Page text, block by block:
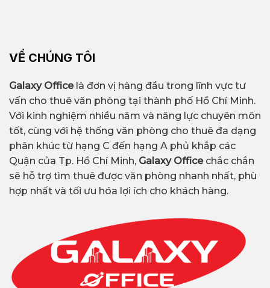
VỀ CHÚNG TÔI
Galaxy Officelà đơn vị hàng đầu trong lĩnh vực tư
vấn cho thuê văn phòng tại thành phố Hồ Chí Minh.
Với kinh nghiệm nhiều năm và năng lực chuyên môn
tốt, cùng với hệ thống văn phòng cho thuê đa dạng
phân khúc từ hạng C đến hạng A phủ khắp các
Quận của Tp. Hồ Chí Minh, Galaxy Office chắc chắn
sẽ hỗ trợ tìm thuê được văn phòng nhanh nhất, phù
hợp nhất và tối ưu hóa lợi ích cho khách hàng.